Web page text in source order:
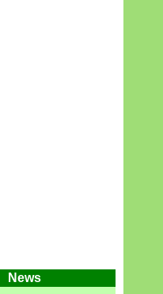
News